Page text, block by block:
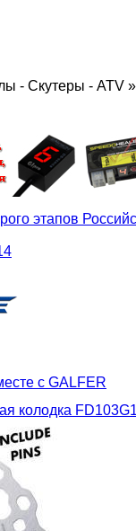
- Скутеры - ATV »
этапов
с GALFER
колодка